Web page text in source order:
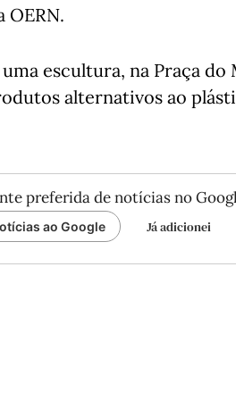
OERN.
escultura, na Praça do
alternativos ao
preferida de notícias no
ao Google Já adicionei